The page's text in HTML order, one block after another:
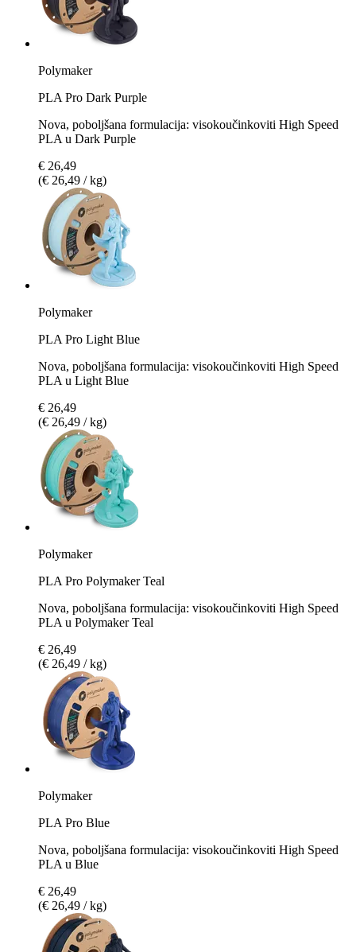
Polymaker
PLA Pro Dark Purple
Nova, poboljšana formulacija: visokoučinkoviti High Speed
PLA u Dark Purple
€ 26,49
(€ 26,49 / kg)
Polymaker
PLA Pro Light Blue
Nova, poboljšana formulacija: visokoučinkoviti High Speed
PLA u Light Blue
€ 26,49
(€ 26,49 / kg)
Polymaker
PLA Pro Polymaker Teal
Nova, poboljšana formulacija: visokoučinkoviti High Speed
PLA u Polymaker Teal
€ 26,49
(€ 26,49 / kg)
Polymaker
PLA Pro Blue
Nova, poboljšana formulacija: visokoučinkoviti High Speed
PLA u Blue
€ 26,49
(€ 26,49 / kg)